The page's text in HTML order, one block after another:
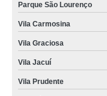
Parque São Lourenço
Vila Carmosina
Vila Graciosa
Vila Jacuí
Vila Prudente